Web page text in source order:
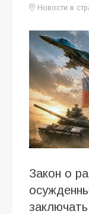
Новости в
Закон о